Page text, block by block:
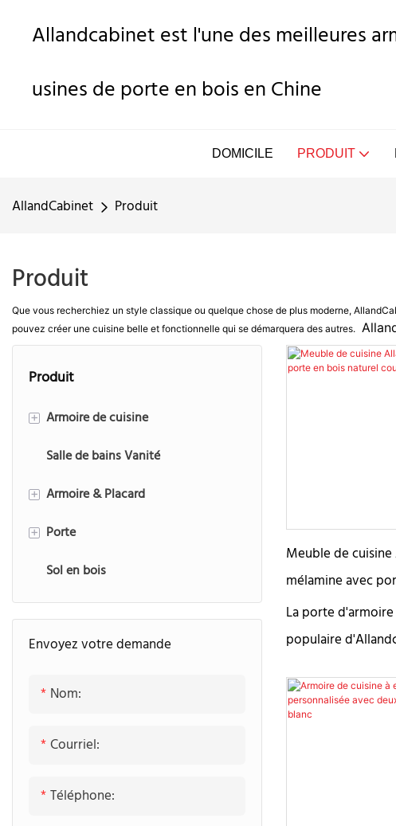
Allandcabinet est l'une des meilleures
usines de porte en bois en Chine
DOMICILE PRODUIT
AllandCabinet Produit
Produit
Que vous recherchiez un style classique ou quelque chose de plus moderne,
pouvez créer une cuisine belle et fonctionnelle qui se démarquera des autres.
Produit
+ Armoire de cuisine
Style moderne
Style traditionnel
Américain Encadré
Armoire de cuisine Shaker
Salle de bains Vanité
+ Armoire & Placard
Armoires à portes coulissantes
Armoire à portes battantes
Promenade dans le placard
+ Porte
Porte d'entrée
Porte intérieure en bois
Porte de garage
Sol en bois
Envoyez votre demande
Nom:
Courriel:
Téléphone:
Meuble de
mélamine avec
couleur noyer noir
La porte
populaire
noir, alliant un
matériaux